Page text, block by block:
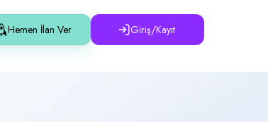
Hemen İlan Ver Giriş/Kayıt